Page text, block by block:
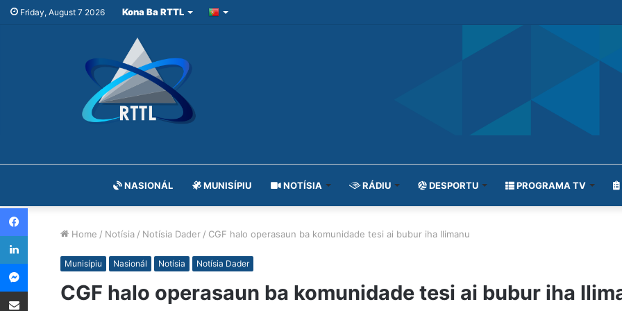
Friday, August 7 2026 Kona Ba RTTL
NASIONÁL MUNISÍPIU NOTÍSIA RÁDIU DESPORTU PROGRAMA TV
Home / Notísia / Notísia Dader / CGF halo operasaun ba komunidade tesi ai bubur iha Ilimanu
Munisípiu Nasionál Notísia Notísia Dader
CGF halo operasaun ba komunidade tesi ai bubur iha
Facebook
LinkedIn
Messenger